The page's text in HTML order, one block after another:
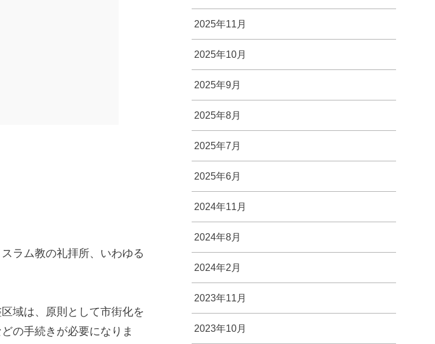
ラム教の礼拝所、いわゆる
域は、原則として市街化を
の手続きが必要になりま
2025年11月
2025年10月
2025年9月
2025年8月
2025年7月
2025年6月
2024年11月
2024年8月
2024年2月
2023年11月
2023年10月